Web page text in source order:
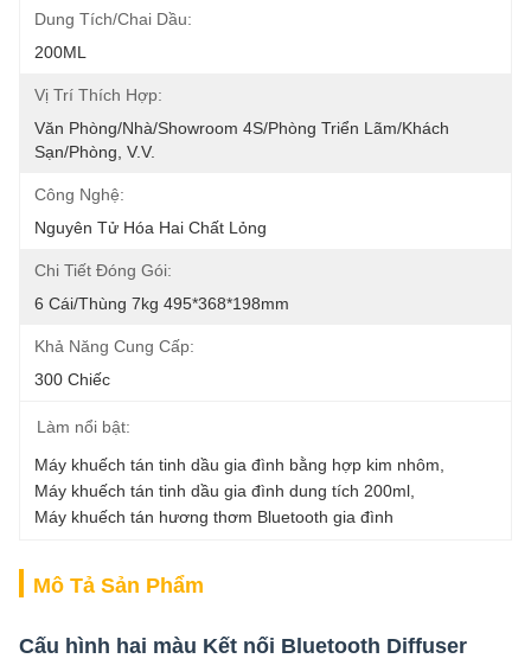
Dung Tích/Chai Dầu:
200ML
Vị Trí Thích Hợp:
Văn Phòng/Nhà/Showroom 4S/Phòng Triển Lãm/Khách
Sạn/Phòng, V.v.
Công Nghệ:
Nguyên Tử Hóa Hai Chất Lỏng
Chi Tiết Đóng Gói:
6 Cái/thùng 7kg 495*368*198mm
Khả Năng Cung Cấp:
300 Chiếc
Làm nổi bật:
Máy khuếch tán tinh dầu gia đình bằng hợp kim nhôm
Máy khuếch tán tinh dầu gia đình dung tích 200ml
Máy khuếch tán hương thơm Bluetooth gia đình
Mô Tả Sản Phẩm
Cấu hình hai màu Kết nối Bluetooth Diffuser